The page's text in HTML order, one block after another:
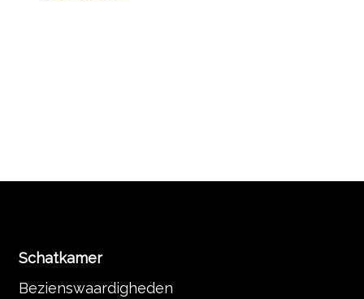
Schatkamer
Bezienswaardigheden